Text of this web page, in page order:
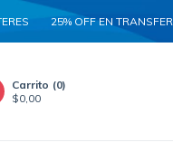
OFF EN TRANSFERENCIA
Carrito (0)
$0,00